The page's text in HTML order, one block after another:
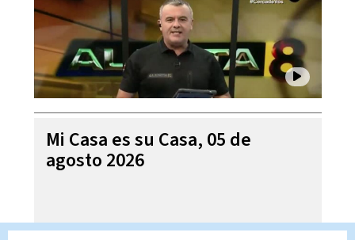
Mi Casa es su Casa, 05 de
agosto 2026